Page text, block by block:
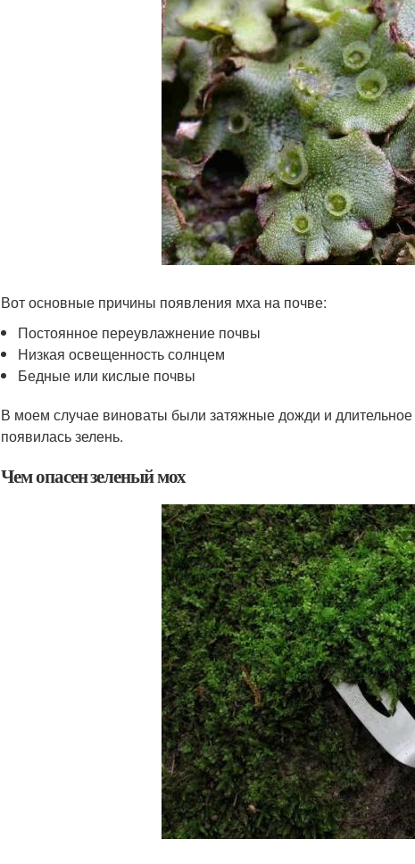
Вот основные причины появления мха на почве:
Постоянное переувлажнение почвы
Низкая освещенность солнцем
Бедные или кислые почвы
В моем случае виноваты были затяжные дожди и длительное
появилась зелень.
Чем опасен зеленый мох